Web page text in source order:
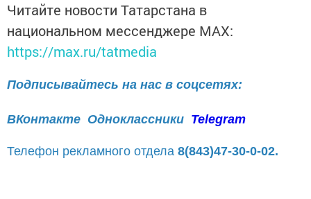
Читайте новости Татарстана в
национальном мессенджере MАХ:
https://max.ru/tatmedia
Подписывайтесь на нас в соцсетях:
ВКонтакте Одноклассники Telegram
Телефон рекламного отдела 8(843)47-30-0-02.